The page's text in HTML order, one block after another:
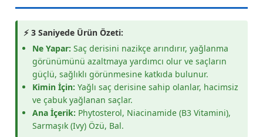
⚡ 3 Saniyede Ürün Özeti:
Ne Yapar: Saç derisini nazikçe arındırır, yağlanma
görünümünü azaltmaya yardımcı olur ve saçların
güçlü, sağlıklı görünmesine katkıda bulunur.
Kimin İçin: Yağlı saç derisine sahip olanlar, hacimsiz
ve çabuk yağlanan saçlar.
Ana İçerik: Phytosterol, Niacinamide (B3 Vitamini),
Sarmaşık (Ivy) Özü, Bal.